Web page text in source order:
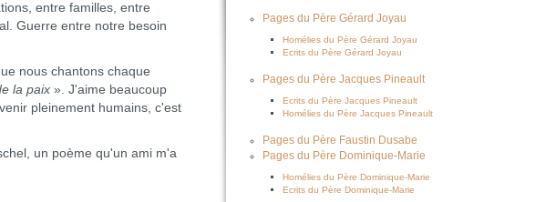
entre familles, entre
Guerre entre notre besoin
nous chantons chaque
la paix ». J'aime beaucoup
pleinement humains, c'est
un poème qu'un ami m'a
Pages du Père Gérard Joyau
Homélies du Père Gérard Joyau
Ecrits du Père Gérard Joyau
Pages du Père Jacques Pineault
Ecrits du Père Jacques Pineault
Homélies du Père Jacques Pineault
Pages du Père Faustin Dusabe
Pages du Père Dominique-Marie
Homélies du Père Dominique-Marie
Ecrits du Père Dominique-Marie